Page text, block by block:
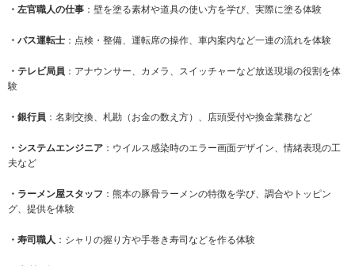
・左官職人の仕事 ：壁を塗る素材や道具の使い方を学び、実際に塗る体験
・バス運転士 ：点検・整備、運転席の操作、車内案内など一連の流れを体験
・ テレビ局員 ：アナウンサー、カメラ、スイッチャーなど放送現場の役割を体
験
・銀行員 ：名刺交換、札勘（お金の数え方）、店頭受付や換金業務など
・システムエンジニア ：ウイルス感染時のエラー画面デザイン、情緒表現の工
夫など
・ラーメン屋スタッフ ：熊本の豚骨ラーメンの特徴を学び、調合やトッピン
グ、提供を体験
・寿司職人 ：シャリの握り方や手巻き寿司などを作る体験